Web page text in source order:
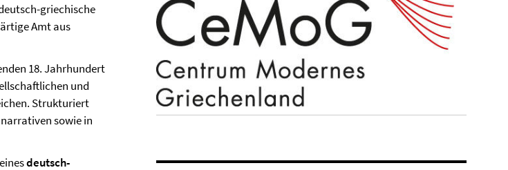
griechische
Amt aus
18. Jahrhundert
und
Strukturiert
sowie in
deutsch-